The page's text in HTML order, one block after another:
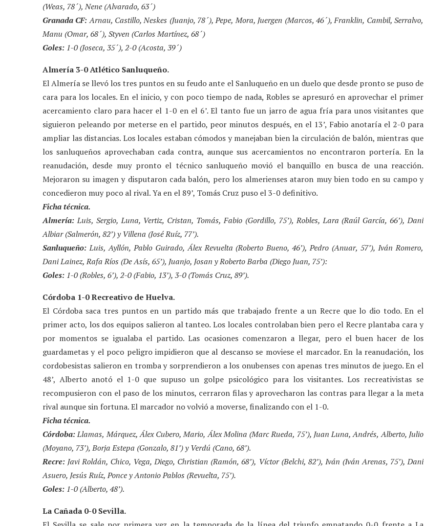
(Weas, 78´), Nene (Alvarado, 63´)
Granada CF:Arnau, Castillo, Neskes (Juanjo, 78´), Pepe, Mora, Juergen (Marcos, 46´), Franklin, Cambil, Serralvo,
Manu (Omar, 68´), Styven (Carlos Martínez, 68´)
Goles: 1-0 (Joseca, 35´), 2-0 (Acosta, 39´)
Almería 3-0 Atlético Sanluqueño.
El Almería se llevó los tres puntos en su feudo ante el Sanluqueño en un duelo que desde pronto se puso de
cara para los locales. En el inicio, y con poco tiempo de nada, Robles se apresuró en aprovechar el primer
acercamiento claro para hacer el 1-0 en el 6’. El tanto fue un jarro de agua fría para unos visitantes que
siguieron peleando por meterse en el partido, peor minutos después, en el 13’, Fabio anotaría el 2-0 para
ampliar las distancias. Los locales estaban cómodos y manejaban bien la circulación de balón, mientras que
los sanluqueños aprovechaban cada contra, aunque sus acercamientos no encontraron portería. En la
reanudación, desde muy pronto el técnico sanluqueño movió el banquillo en busca de una reacción.
Mejoraron su imagen y disputaron cada balón, pero los almerienses ataron muy bien todo en su campo y
concedieron muy poco al rival. Ya en el 89’, Tomás Cruz puso el 3-0 definitivo.
Ficha técnica.
Almería: Luis, Sergio, Luna, Vertiz, Cristan, Tomás, Fabio (Gordillo, 75’), Robles, Lara (Raúl García, 66’), Dani
Albiar (Salmerón, 82’) y Villena (José Ruíz, 77’).
Sanluqueño: Luis, Ayllón, Pablo Guirado, Álex Revuelta (Roberto Bueno, 46’), Pedro (Anuar, 57’), Iván Romero,
Dani Lainez, Rafa Ríos (De Asís, 65’), Juanjo, Josan y Roberto Barba (Diego Juan, 75’):
Goles: 1-0 (Robles, 6’), 2-0 (Fabio, 13’), 3-0 (Tomás Cruz, 89’).
Córdoba 1-0 Recreativo de Huelva.
El Córdoba saca tres puntos en un partido más que trabajado frente a un Recre que lo dio todo. En el
primer acto, los dos equipos salieron al tanteo. Los locales controlaban bien pero el Recre plantaba cara y
por momentos se igualaba el partido. Las ocasiones comenzaron a llegar, pero el buen hacer de los
guardametas y el poco peligro impidieron que al descanso se moviese el marcador. En la reanudación, los
cordobesistas salieron en tromba y sorprendieron a los onubenses con apenas tres minutos de juego. En el
48’, Alberto anotó el 1-0 que supuso un golpe psicológico para los visitantes. Los recreativistas se
recompusieron con el paso de los minutos, cerraron filas y aprovecharon las contras para llegar a la meta
rival aunque sin fortuna. El marcador no volvió a moverse, finalizando con el 1-0.
Ficha técnica.
Córdoba:Llamas, Márquez, Álex Cubero, Mario, Álex Molina (Marc Rueda, 75’), Juan Luna, Andrés, Alberto, Julio
(Moyano, 73’), Borja Estepa (Gonzalo, 81’) y Verdú (Cano, 68’).
Recre: Javi Roldán, Chico, Vega, Diego, Christian (Ramón, 68’), Víctor (Belchi, 82’), Iván (Iván Arenas, 75’), Dani
Asuero, Jesús Ruíz, Ponce y Antonio Pablos (Revuelta, 75’).
Goles: 1-0 (Alberto, 48’).
La Cañada 0-0 Sevilla.